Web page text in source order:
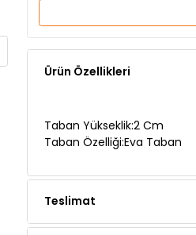
Ürün Özellikleri